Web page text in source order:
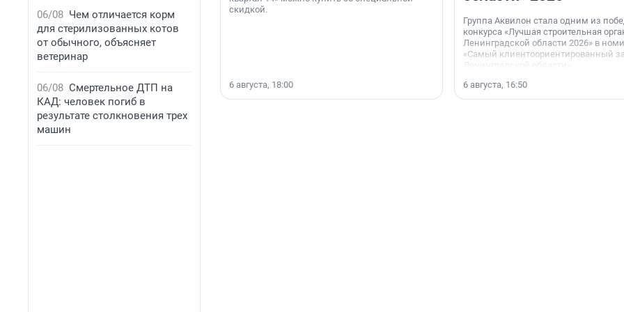
06/08 Чем отличается корм
для стерилизованных котов
от обычного, объясняет
ветеринар
06/08 Смертельное ДТП на
КАД: человек погиб в
результате столкновения трех
машин
скидкой.
6 августа, 18:00
Группа Аквилон стала одним из
конкурса «Лучшая строительная
Ленинградской области 2026» в
«Самый клиентоориентированный
Ленинградской области».
6 августа, 16:50